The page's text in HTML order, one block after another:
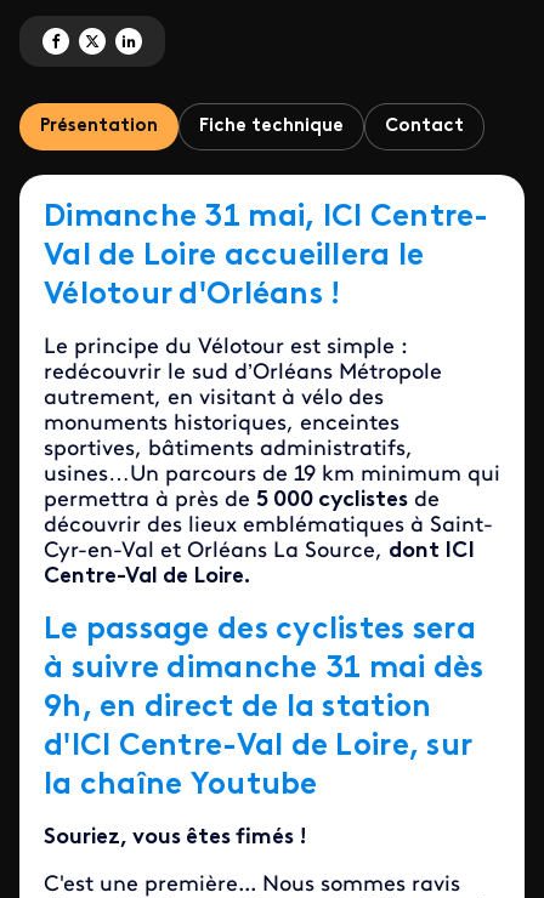
Partagez 'ICI Centre-Val de Loire, lieu de passage du Vélotour d'Orléans' sur
Partagez 'ICI Centre-Val de Loire, lieu de passage du Vélotour
Partagez 'ICI Centre-Val de Loire, lieu de passage du Vélotour
Présentation Fiche technique Contact
Dimanche 31 mai, ICI Centre-
Val de Loire accueillera le
Vélotour d'Orléans !
Le principe du Vélotour est simple :
redécouvrir le sud d’Orléans Métropole
autrement, en visitant à vélo des
monuments historiques, enceintes
sportives, bâtiments administratifs,
usines…Un parcours de 19 km minimum qui
permettra à près de 5 000 cyclistes de
découvrir des lieux emblématiques à Saint-
Cyr-en-Val et Orléans La Source, dont ICI
Centre-Val de Loire.
Le passage des cyclistes sera
à suivre dimanche 31 mai dès
9h, en direct de la station
d'ICI Centre-Val de Loire, sur
la chaîne Youtube
Souriez, vous êtes fimés !
C'est une première... Nous sommes ravis